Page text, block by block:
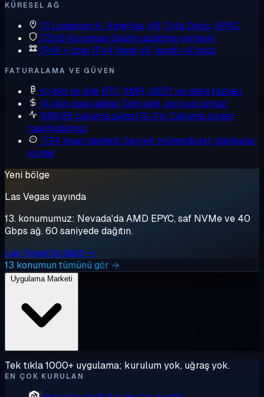
KÜRESEL AĞ
13 Lokasyon K. Amerika, AB, Orta Doğu, APAC
DDoS Koruması Saldırı azaltma yerleşik
IPv6 + özel IPv4 Yerel v6, kendi v4'ünüz
FATURALAMA VE GÜVEN
Kripto ile öde BTC, XMR, USDT ve daha fazlası
14 gün para iadesi Tam iade, soru sorulmaz
%99,95 çalışma süresi SLA'sı Çalışma süresi
taahhüdümüz
7/24 insan desteği Gerçek mühendisler, dakikalar
içinde
Yeni bölge
Las Vegas yayında
13. konumumuz: Nevada'da AMD EPYC, saf NVMe ve 40
Gbps ağ. 60 saniyede dağıtın.
Las Vegas'ta dağıt →
13 konumun tümünü gör →
Tek tıkla 1000+ uygulama; kurulum yok, uğraş yok.
EN ÇOK KURULAN